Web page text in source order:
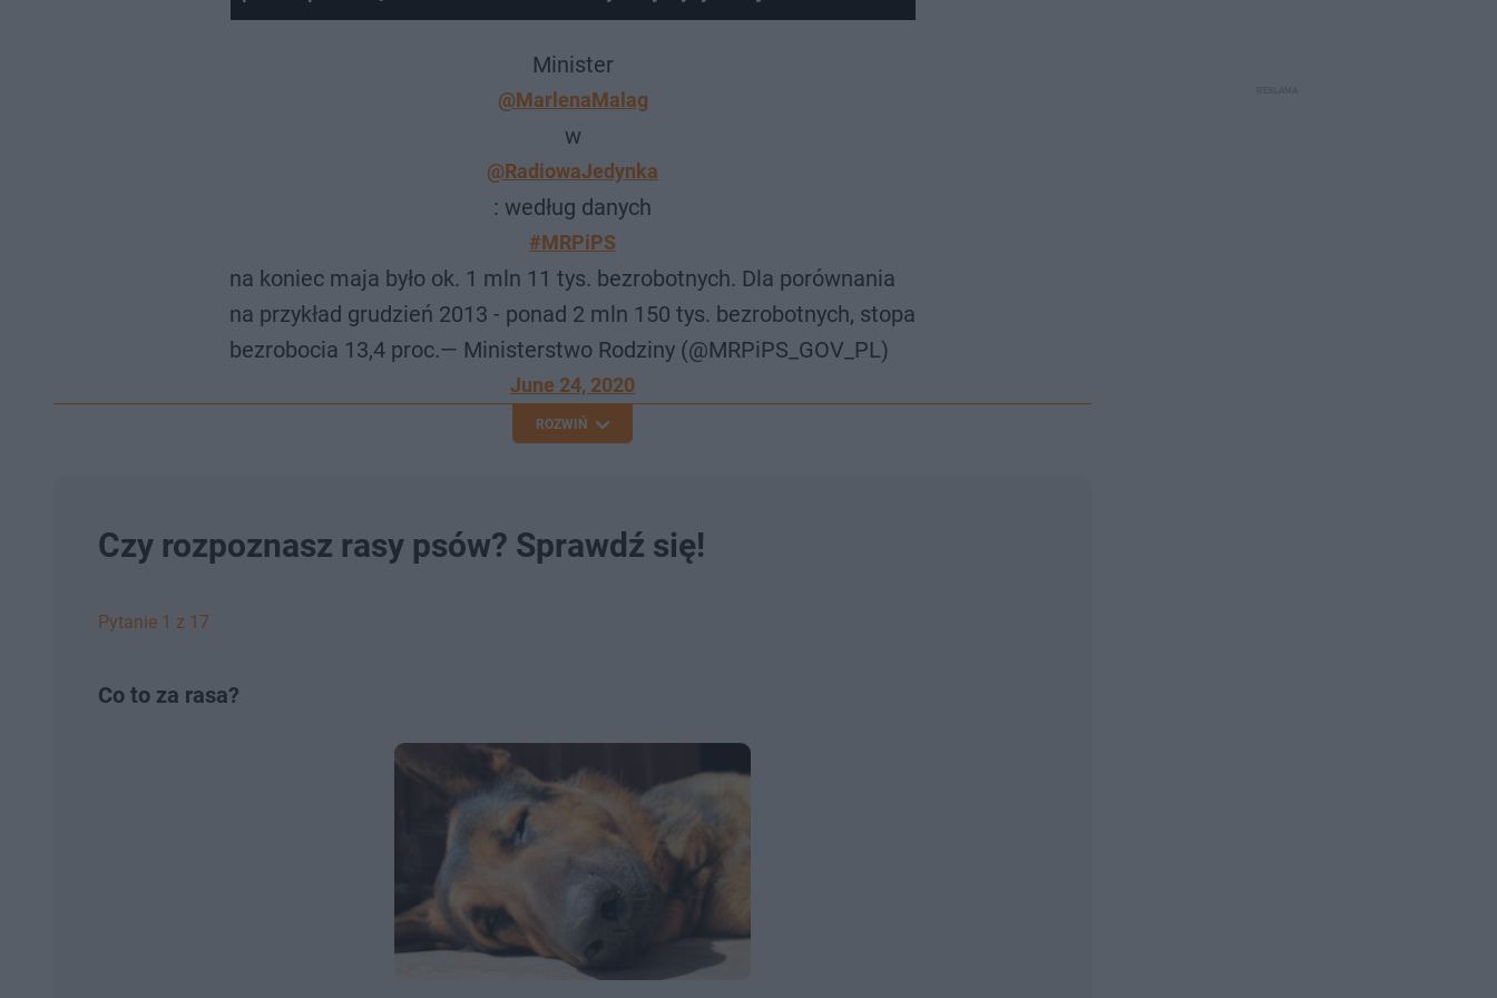
Minister
@MarlenaMalag
w
@RadiowaJedynka
: według danych
#MRPiPS
na koniec maja było ok. 1 mln 11 tys. bezrobotnych. Dla porównania
na przykład grudzień 2013 - ponad 2 mln 150 tys. bezrobotnych, stopa
bezrobocia 13,4 proc.— Ministerstwo Rodziny (@MRPiPS_GOV_PL)
June 24, 2020
ROZWIŃ
Czy rozpoznasz rasy psów? Sprawdź się!
Pytanie 1 z 17
Co to za rasa?